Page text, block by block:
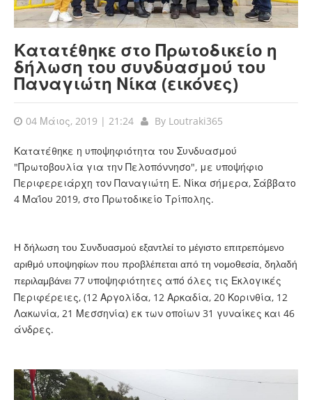
Κατατέθηκε στο Πρωτοδικείο η
δήλωση του συνδυασμού του
Παναγιώτη Νίκα (εικόνες)
04 Μάιος, 2019 | 21:24 By Loutraki365
Κατατέθηκε η υποψηφιότητα του Συνδυασμού
"Πρωτοβουλία για την Πελοπόννησο", με υποψήφιο
Περιφερειάρχη τον Παναγιώτη Ε. Νίκα σήμερα, Σάββατο
4 Μαΐου 2019, στο Πρωτοδικείο Τρίπολης.
Η δήλωση του Συνδυασμού εξαντλεί το μέγιστο επιτρεπόμενο
αριθμό υποψηφίων που προβλέπεται από τη νομοθεσία, δηλαδή
περιλαμβάνει 77 υποψηφιότητες από όλες τις Εκλογικές
Περιφέρειες, (12 Αργολίδα, 12 Αρκαδία, 20 Κορινθία, 12
Λακωνία, 21 Μεσσηνία) εκ των οποίων 31 γυναίκες και 46
άνδρες.